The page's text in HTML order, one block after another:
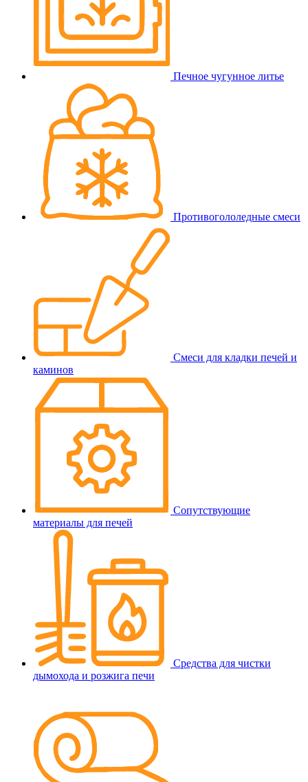
Печное чугунное литье
Противогололедные смеси
Смеси для кладки печей и
каминов
Сопутствующие
материалы для печей
Средства для чистки
дымохода и розжига печи